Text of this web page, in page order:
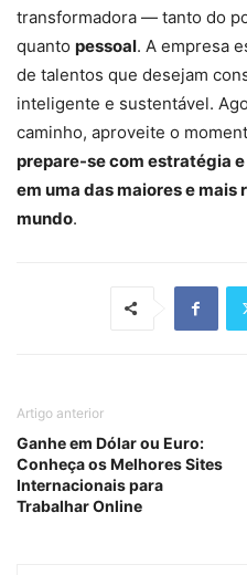
transformadora — tanto do
quanto pessoal. A empresa
de talentos que desejam
inteligente e sustentável.
caminho, aproveite o
prepare-se com estratégia
em uma das maiores e
mundo.
Artigo anterior
Ganhe em Dólar ou Euro:
Conheça os Melhores Sites
Internacionais para
Trabalhar Online